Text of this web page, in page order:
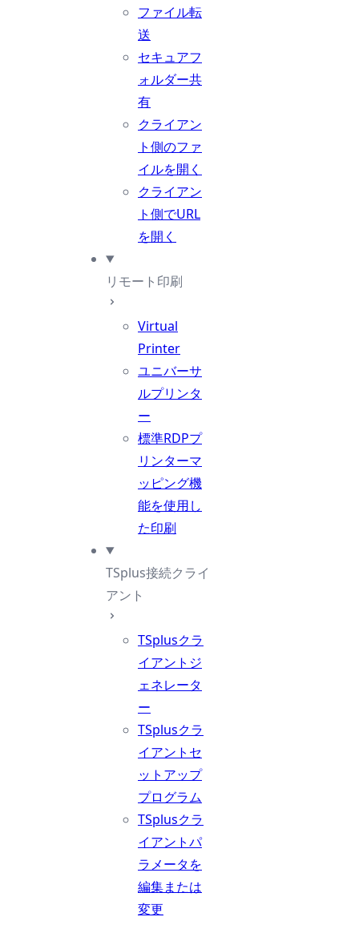
ファイル転
送
セキュアフ
ォルダー共
有
クライアン
ト側のファ
イルを開く
クライアン
ト側でURL
を開く
リモート印刷
Virtual
Printer
ユニバーサ
ルプリンタ
ー
標準RDPプ
リンターマ
ッピング機
能を使用し
た印刷
TSplus接続クライ
アント
TSplusクラ
イアントジ
ェネレータ
ー
TSplusクラ
イアントセ
ットアップ
プログラム
TSplusクラ
イアントパ
ラメータを
編集または
変更